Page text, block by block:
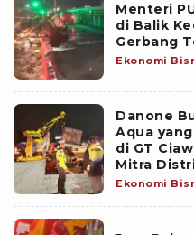
Menteri
di Balik
Gerbang
Ekonomi
Danone
Aqua
di GT
Mitra
Ekonomi